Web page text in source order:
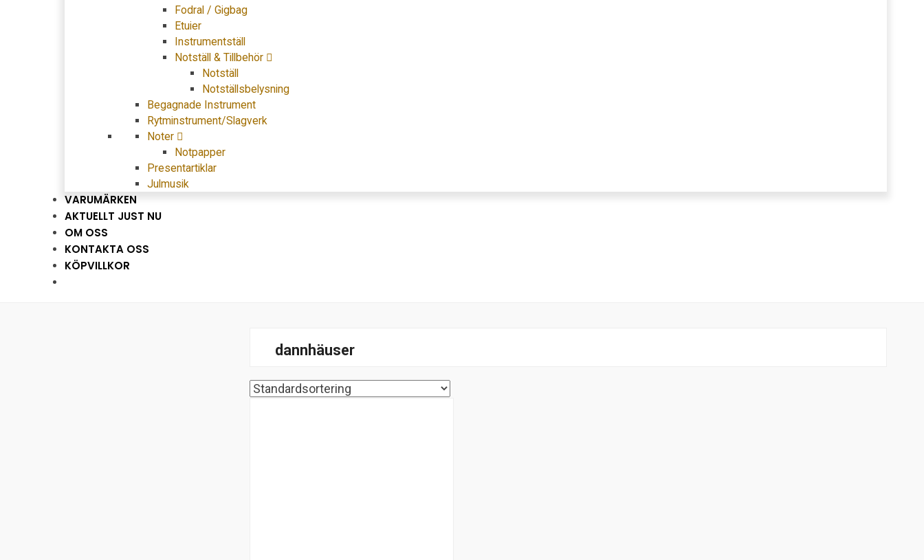
Fodral / Gigbag
Etuier
Instrumentställ
Notställ & Tillbehör
Notställ
Notställsbelysning
Begagnade Instrument
Rytminstrument/Slagverk
Noter
Notpapper
Presentartiklar
Julmusik
VARUMÄRKEN
AKTUELLT JUST NU
OM OSS
KONTAKTA OSS
KÖPVILLKOR
dannhäuser